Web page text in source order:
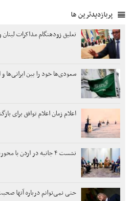
پربازدیدترین ها
تعلیق زودهنگام مذاکرات لبنان
سعودی‌ها خود را بین ایرانی‌ها و
اعلام زمان اعلام توافق برای
نشست ۴ جانبه در اردن با محوریت ایران و آمریکا
حتی نمی‌توانم درباره آنها